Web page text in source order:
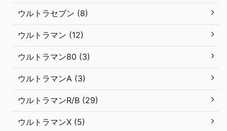
ウルトラセブン (8)
ウルトラマン (12)
ウルトラマン80 (3)
ウルトラマンA (3)
ウルトラマンR/B (29)
ウルトラマンX (5)